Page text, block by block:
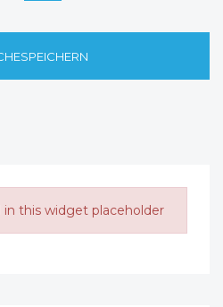
in this widget placeholder